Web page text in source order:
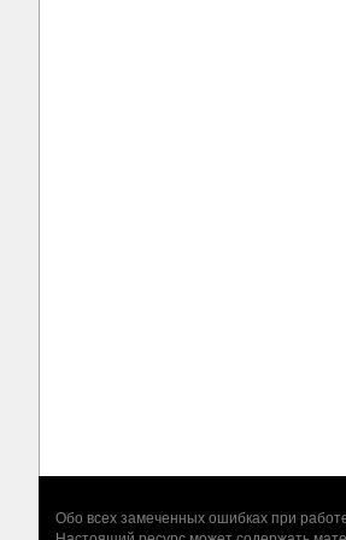
Обо всех замеченных ошибках при